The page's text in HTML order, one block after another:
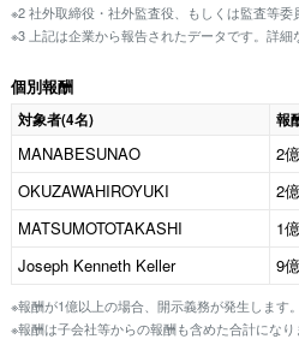
※2 社外取締役・社外監査役、もしくは監査等委
※3 上記は企業から報告されたデータです。詳細
個別報酬
対象者(4名) 報
MANABESUNAO
2
OKUZAWAHIROYUKI
2
MATSUMOTOTAKASHI
1
Joseph Kenneth Keller
9
※報酬が1億以上の場合、開示義務が発生します。
※報酬は子会社等からの報酬も含めた合計にな